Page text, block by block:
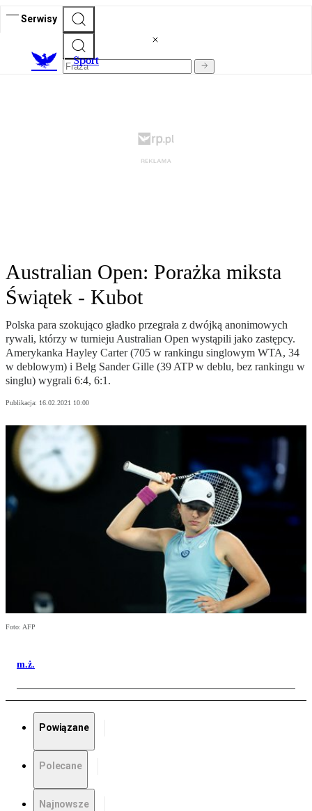
Serwisy
Sport
Australian Open: Porażka miksta
Świątek - Kubot
Polska para szokująco gładko przegrała z dwójką anonimowych
rywali, którzy w turnieju Australian Open wystąpili jako zastępcy.
Amerykanka Hayley Carter (705 w rankingu singlowym WTA, 34
w deblowym) i Belg Sander Gille (39 ATP w deblu, bez rankingu w
singlu) wygrali 6:4, 6:1.
Publikacja: 16.02.2021 10:00
Foto: AFP
m.ż.
Powiązane
Polecane
Najnowsze